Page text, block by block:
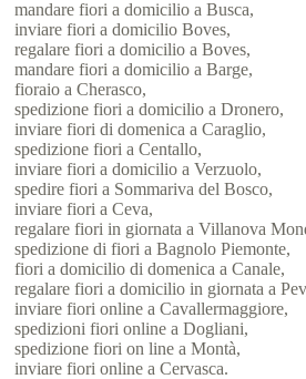
mandare fiori a domicilio a Busca,
inviare fiori a domicilio Boves,
regalare fiori a domicilio a Boves,
mandare fiori a domicilio a Barge,
fioraio a Cherasco,
spedizione fiori a domicilio a Dronero,
inviare fiori di domenica a Caraglio,
spedizione fiori a Centallo,
inviare fiori a domicilio a Verzuolo,
spedire fiori a Sommariva del Bosco,
inviare fiori a Ceva,
regalare fiori in giornata a Villanova
spedizione di fiori a Bagnolo Piemonte,
fiori a domicilio di domenica a Canale,
regalare fiori a domicilio in giornata a
inviare fiori online a Cavallermaggiore,
spedizioni fiori online a Dogliani,
spedizione fiori on line a Montà,
inviare fiori online a Cervasca.